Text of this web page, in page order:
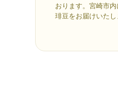
おります。宮崎市
琲豆をお届けいたし